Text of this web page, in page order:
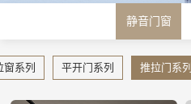
静音门窗
窗系列 平开门系列 推拉门系列